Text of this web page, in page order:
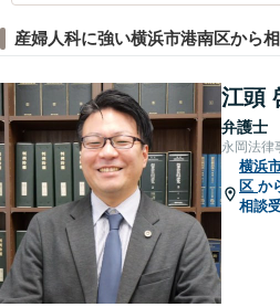
産婦人科に強い横浜市港南区から
江頭
弁護士
永岡法律
横浜
区 か
相談